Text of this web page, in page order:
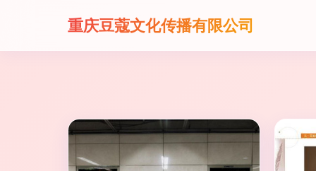
重庆豆蔻文化传播有限公司